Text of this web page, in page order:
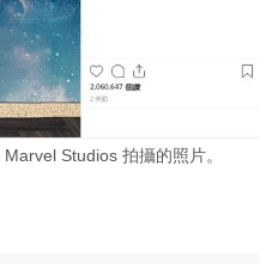
Studios 拍攝的照片。